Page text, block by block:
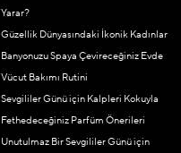
Yarar?
Güzellik Dünyasındaki İkonik Kadınlar
Banyonuzu Spaya Çevireceğiniz Evde
Vücut Bakımı Rutini
Sevgililer Günü için Kalpleri Kokuyla
Fethedeceğiniz Parfüm Önerileri
Unutulmaz Bir Sevgililer Günü için